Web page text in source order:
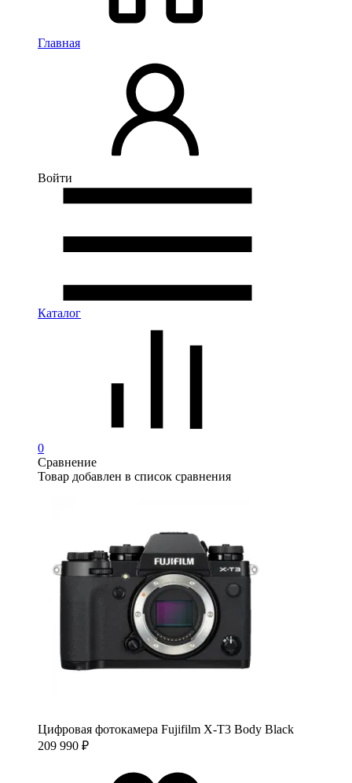
Главная
Войти
Каталог
0
Сравнение
Товар добавлен в список сравнения
Цифровая фотокамера Fujifilm X-T3 Body Black
209 990 ₽